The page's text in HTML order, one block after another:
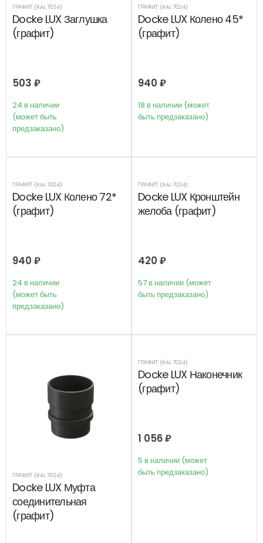
ГРАФИТ (RAL 7024)
Docke LUX Заглушка
(графит)
503 ₽
24 в наличии
(может быть
предзаказано)
ГРАФИТ (RAL 7024)
Docke LUX Колено 45*
(графит)
940 ₽
18 в наличии (может
быть предзаказано)
ГРАФИТ (RAL 7024)
Docke LUX Колено 72*
(графит)
940 ₽
24 в наличии
(может быть
предзаказано)
ГРАФИТ (RAL 7024)
Docke LUX Кронштейн
желоба (графит)
420 ₽
57 в наличии (может
быть предзаказано)
ГРАФИТ (RAL 7024)
Docke LUX Муфта
соединительная
(графит)
ГРАФИТ (RAL 7024)
Docke LUX Наконечник
(графит)
1 056₽
5 в наличии (может
быть предзаказано)